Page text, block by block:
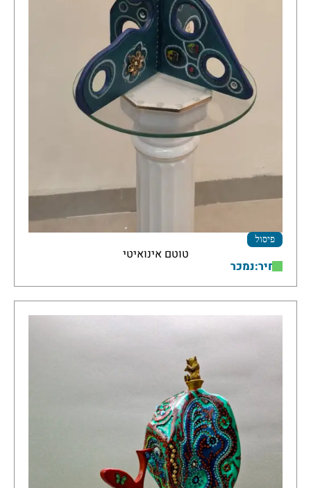
פיסול
טוטם אינואיטי
מחיר:נמכר